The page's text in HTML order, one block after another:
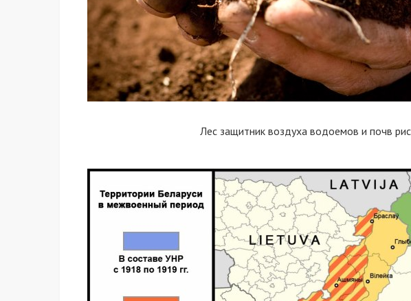
Лес защитник воздуха водоемов и почв